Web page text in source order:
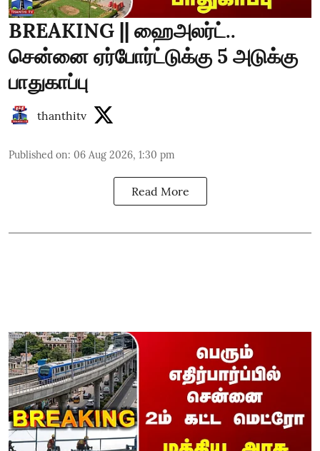
BREAKING || ஹைஅலர்ட்..
சென்னை ஏர்போர்ட்டுக்கு 5 அடுக்கு
பாதுகாப்பு
thanthitv
Published on: 06 Aug 2026, 1:30 pm
Read More